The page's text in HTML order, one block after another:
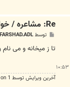
سه‌شنبه ۲۹ دی ۱۳۸۸, ۱۰:۵۳
Re: مشاعره / خواهشمندم شرکت بفرماييد.
ت
توسطFARSHAD.ADL
تا ز میخانه و می
آخرین ويرايش توسط 1 on